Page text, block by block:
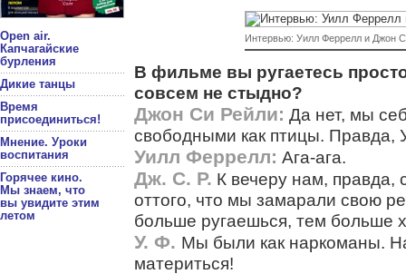
Open air.
Капчагайские
бурления
Дикие танцы
Время
присоединиться!
Мнение. Уроки
воспитания
Горячее кино.
Мы знаем, что
вы увидите этим
летом
Интервью: Уилл Феррелл и Джон
В фильме вы ругаетесь
совсем не стыдно?
Джон Си Рейли: Да нет, мы
свободными как птицы. Правда,
Уилл Феррелл: Ага-ага.
Дж. С. Р. К вечеру нам, правда,
оттого, что мы замарали свою
больше ругаешься, тем больше
У. Ф. Мы были как наркоманы.
материться!